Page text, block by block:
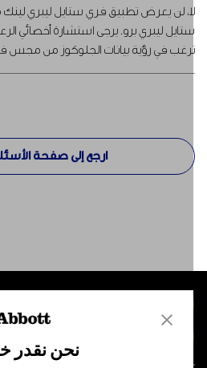
لن يعرض تطبيق فري ستايل ليبري
ليبري برو. يرجى استشارة أخصائي
في رؤية بيانات الجلوكوز من مجس فري
ارجع إلى صفحة الأسئلة
نحن نقدر